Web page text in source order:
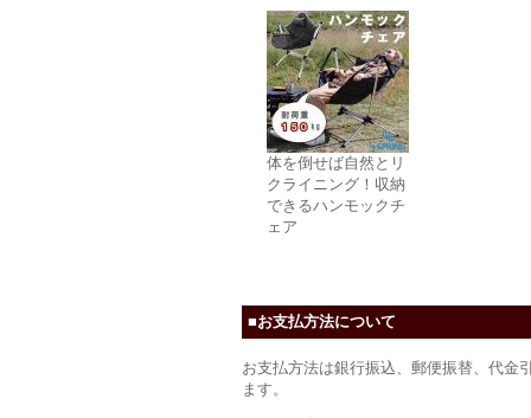
体を倒せば自然とリ
クライニング！収納
できるハンモックチ
ェア
■お支払方法について
お支払方法は銀行振込、郵便振替、代金
ます。